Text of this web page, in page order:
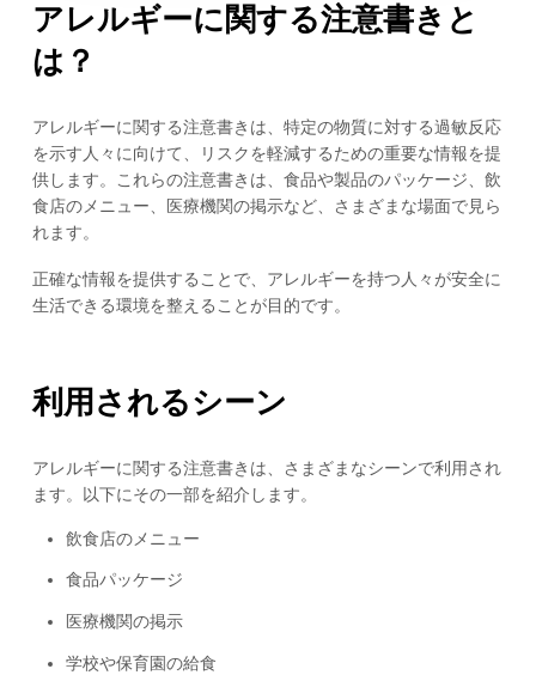
アレルギーに関する注意書きと
は？
アレルギーに関する注意書きは、特定の物質に対する過敏反応
を示す人々に向けて、リスクを軽減するための重要な情報を提
供します。これらの注意書きは、食品や製品のパッケージ、飲
食店のメニュー、医療機関の掲示など、さまざまな場面で見ら
れます。
正確な情報を提供することで、アレルギーを持つ人々が安全に
生活できる環境を整えることが目的です。
利用されるシーン
アレルギーに関する注意書きは、さまざまなシーンで利用され
ます。以下にその一部を紹介します。
飲食店のメニュー
食品パッケージ
医療機関の掲示
学校や保育園の給食